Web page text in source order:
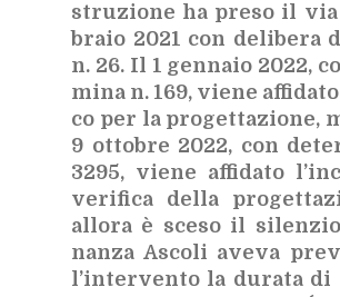
stru­zio­ne ha pre­so il
bra­io 2021 con de­li­be­ra
n. 26. Il 1 gen­na­io 2022,
mi­na n. 169, vie­ne
co per la pro­get­ta­zio­ne,
9 ot­to­bre 2022, con
3295, vie­ne af­fi­da­to
ve­ri­fi­ca del­la
al­lo­ra è sce­so il
nan­za Asco­li ave­va
l’in­ter­ven­to la du­ra­ta di